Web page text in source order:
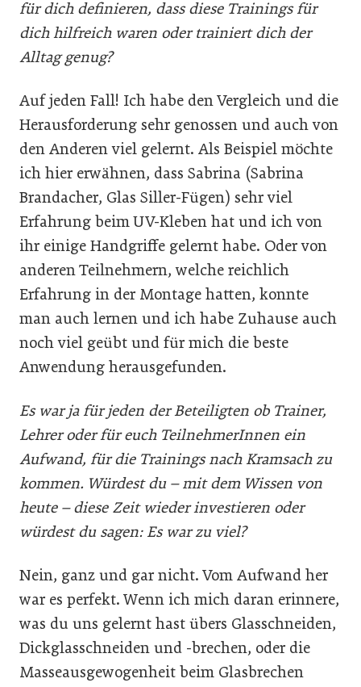
für dich definieren, dass diese Trainings für
dich hilfreich waren oder trainiert dich der
Alltag genug?
Auf jeden Fall! Ich habe den Vergleich und die
Herausforderung sehr genossen und auch von
den Anderen viel gelernt. Als Beispiel möchte
ich hier erwähnen, dass Sabrina (Sabrina
Brandacher, Glas Siller-Fügen) sehr viel
Erfahrung beim UV-Kleben hat und ich von
ihr einige Handgriffe gelernt habe. Oder von
anderen Teilnehmern, welche reichlich
Erfahrung in der Montage hatten, konnte
man auch lernen und ich habe Zuhause auch
noch viel geübt und für mich die beste
Anwendung herausgefunden.
Es war ja für jeden der Beteiligten ob Trainer,
Lehrer oder für euch TeilnehmerInnen ein
Aufwand, für die Trainings nach Kramsach zu
kommen. Würdest du – mit dem Wissen von
heute – diese Zeit wieder investieren oder
würdest du sagen: Es war zu viel?
Nein, ganz und gar nicht. Vom Aufwand her
war es perfekt. Wenn ich mich daran erinnere,
was du uns gelernt hast übers Glasschneiden,
Dickglasschneiden und -brechen, oder die
Masseausgewogenheit beim Glasbrechen